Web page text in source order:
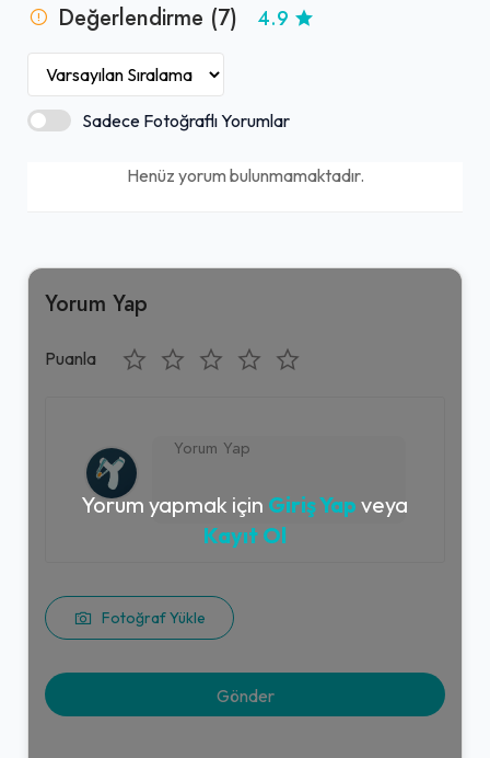
Değerlendirme (7) 4.9
Sadece Fotoğraflı Yorumlar
Henüz yorum bulunmamaktadır.
Yorum Yap
Puanla
Fotoğraf Yükle
Yorum yapmak için Giriş Yap veya
Kayıt Ol